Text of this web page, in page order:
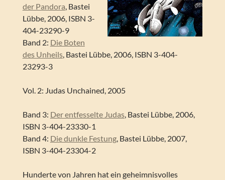
der Pandora, Bastei
Lübbe, 2006, ISBN 3-
404-23290-9
Band 2: Die Boten
des Unheils, Bastei Lübbe, 2006, ISBN 3-404-
23293-3
Vol. 2: Judas Unchained, 2005
Band 3: Der entfesselte Judas, Bastei Lübbe, 2006,
ISBN 3-404-23330-1
Band 4: Die dunkle Festung, Bastei Lübbe, 2007,
ISBN 3-404-23304-2
Hunderte von Jahren hat ein geheimnisvolles